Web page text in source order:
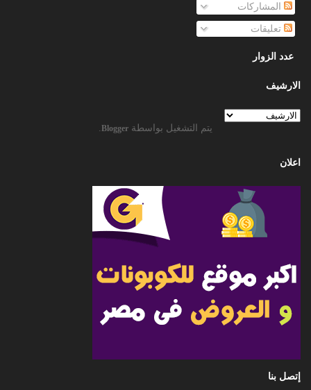
المشاركات
تعليقات
عدد الزوار
الارشيف
يتم التشغيل بواسطة Blogger
.
اعلان
إتصل بنا